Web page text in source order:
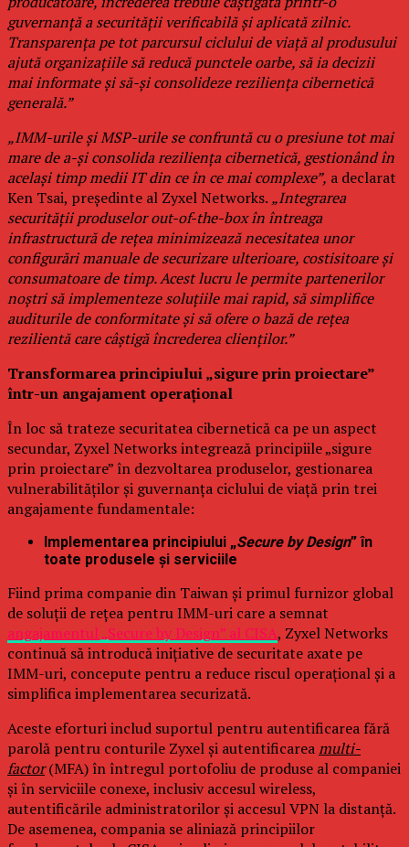
guvernanță a securității verificabilă și aplicată zilnic.
Transparența pe tot parcursul ciclului de viață al produsului
ajută organizațiile să reducă punctele oarbe, să ia decizii
mai informate și să-și consolideze reziliența cibernetică
generală.”
„IMM-urile și MSP-urile se confruntă cu o presiune tot mai
mare de a-și consolida reziliența cibernetică, gestionând în
același timp medii IT din ce în ce mai complexe”, a declarat
Ken Tsai, președinte al Zyxel Networks. „Integrarea
securității produselor out-of-the-box în întreaga
infrastructură de rețea minimizează necesitatea unor
configurări manuale de securizare ulterioare, costisitoare și
consumatoare de timp. Acest lucru le permite partenerilor
noștri să implementeze soluțiile mai rapid, să simplifice
auditurile de conformitate și să ofere o bază de rețea
rezilientă care câștigă încrederea clienților.”
Transformarea principiului „sigure prin proiectare”
într-un angajament operațional
În loc să trateze securitatea cibernetică ca pe un aspect
secundar, Zyxel Networks integrează principiile „sigure
prin proiectare” în dezvoltarea produselor, gestionarea
vulnerabilităților și guvernanța ciclului de viață prin trei
angajamente fundamentale:
Implementarea principiului „Secure by Design” în
toate produsele și serviciile
Fiind prima companie din Taiwan și primul furnizor global
de soluții de rețea pentru IMM-uri care a semnat
angajamentul „Secure by Design” al CISA, Zyxel Networks
continuă să introducă inițiative de securitate axate pe
IMM-uri, concepute pentru a reduce riscul operațional și a
simplifica implementarea securizată.
Aceste eforturi includ suportul pentru autentificarea fără
parolă pentru conturile Zyxel și autentificareamulti-
factor(MFA) în întregul portofoliu de produse al companiei
și în serviciile conexe, inclusiv accesul wireless,
autentificările administratorilor și accesul VPN la distanță.
De asemenea, compania se aliniază principiilor